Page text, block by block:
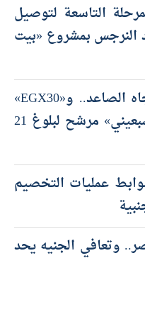
التاسعة لتوصيل
النرجس بمشروع «بيت
خبراء: البورصة تواصل الاتجاه الصاعد.. و«EGX30»
يستهدف 56 ألف نقطة و«السبعيني» مرشح لبلوغ 21
عمليات التخصيم
في مصر.. وتعافي الجنيه يحد